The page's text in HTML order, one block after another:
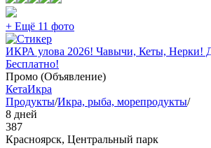
+ Ещё 11 фото
ИКРА улова 2026! Чавычи, Кеты, Нерки!
Бесплатно!
Промо (Объявление)
КетаИкра
Продукты/Икра, рыба, морепродукты/
8 дней
387
Красноярск, Центральный парк